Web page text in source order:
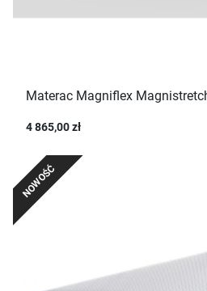
Materac Magniflex
4 865,00 zł
NOWOŚĆ